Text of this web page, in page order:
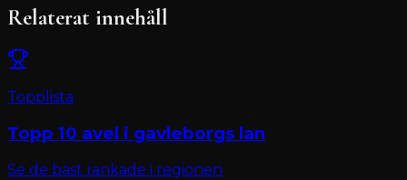
Relaterat innehåll
Topplista
Topp 10 avel i gavleborgs lan
Se de bäst rankade i regionen